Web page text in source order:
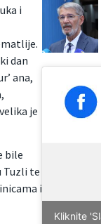
i
dan
ana,
je
bile
Tuzli te
i
Kliknite